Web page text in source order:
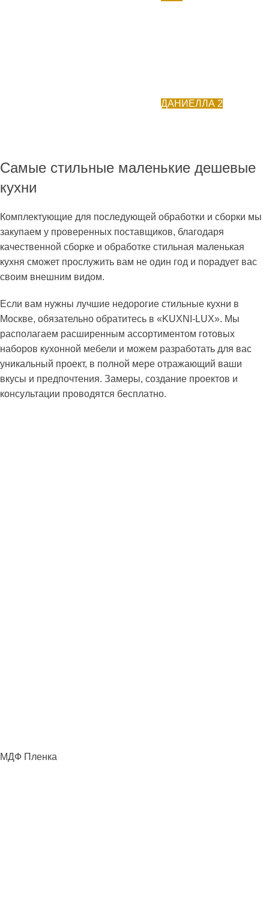
ДАНИЕЛЛА 2
Самые стильные маленькие дешевые
кухни
Комплектующие для последующей обработки и сборки мы
закупаем у проверенных поставщиков, благодаря
качественной сборке и обработке стильная маленькая
кухня сможет прослужить вам не один год и порадует вас
своим внешним видом.
Если вам нужны лучшие недорогие стильные кухни в
Москве, обязательно обратитесь в «KUXNI-LUX». Мы
располагаем расширенным ассортиментом готовых
наборов кухонной мебели и можем разработать для вас
уникальный проект, в полной мере отражающий ваши
вкусы и предпочтения. Замеры, создание проектов и
консультации проводятся бесплатно.
МДФ Пленка